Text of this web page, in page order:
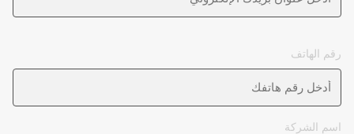
رقم الهاتف
اسم الشركة